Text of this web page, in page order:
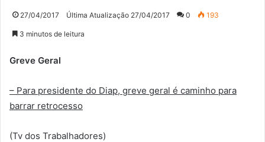
27/04/2017 Última Atualização 27/04/2017 0 193
3 minutos de leitura
Greve Geral
– Para presidente do Diap, greve geral é caminho para
barrar retrocesso
(Tv dos Trabalhadores)